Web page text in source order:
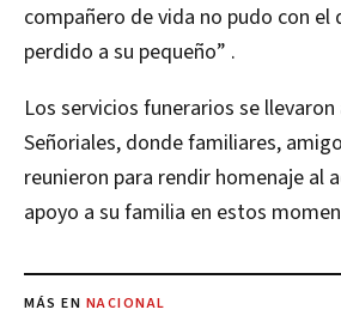
compañero de vida no pudo con el
perdido a su pequeño” .
Los servicios funerarios se llevaron
Señoriales, donde familiares,
reunieron para rendir homenaje al
apoyo a su familia en estos
MÁS EN NACIONAL